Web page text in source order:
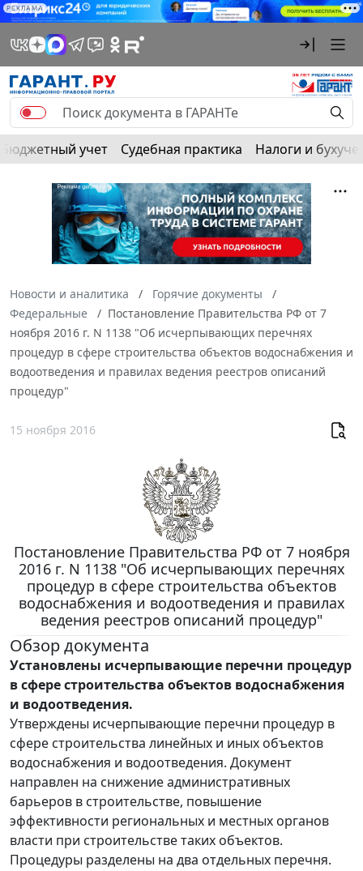
РЕКЛАМА
Бюджетный учет Судебная практика Налоги и
Новости и аналитика
Горячие документы
Федеральные
Постановление Правительства РФ от 7
ноября 2016 г. N 1138 "Об исчерпывающих перечнях
процедур в сфере строительства объектов водоснабжения и
водоотведения и правилах ведения реестров описаний
процедур"
15 ноября 2016
Постановление Правительства РФ от 7 ноября
2016 г. N 1138 "Об исчерпывающих перечнях
процедур в сфере строительства объектов
водоснабжения и водоотведения и правилах
ведения реестров описаний процедур"
Обзор документа
Установлены исчерпывающие перечни процедур
в сфере строительства объектов водоснабжения
и водоотведения.
Утверждены исчерпывающие перечни процедур в
сфере строительства линейных и иных объектов
водоснабжения и водоотведения. Документ
направлен на снижение административных
барьеров в строительстве, повышение
эффективности региональных и местных органов
власти при строительстве таких объектов.
Процедуры разделены на два отдельных перечня.